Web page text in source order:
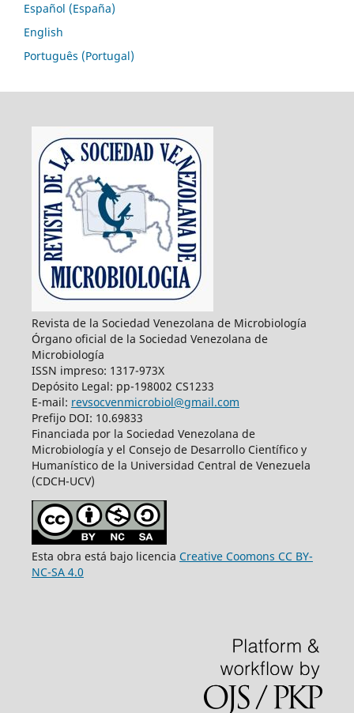
Español (España)
English
Português (Portugal)
Revista de la Sociedad Venezolana de Microbiología
Órgano oficial de la Sociedad Venezolana de
Microbiología
ISSN impreso: 1317-973X
Depósito Legal: pp-198002 CS1233
E-mail: revsocvenmicrobiol@gmail.com
Prefijo DOI: 10.69833
Financiada por la Sociedad Venezolana de
Microbiología y el Consejo de Desarrollo Científico y
Humanístico de la Universidad Central de Venezuela
(CDCH-UCV)
Esta obra está bajo licencia Creative Coomons CC BY-
NC-SA 4.0